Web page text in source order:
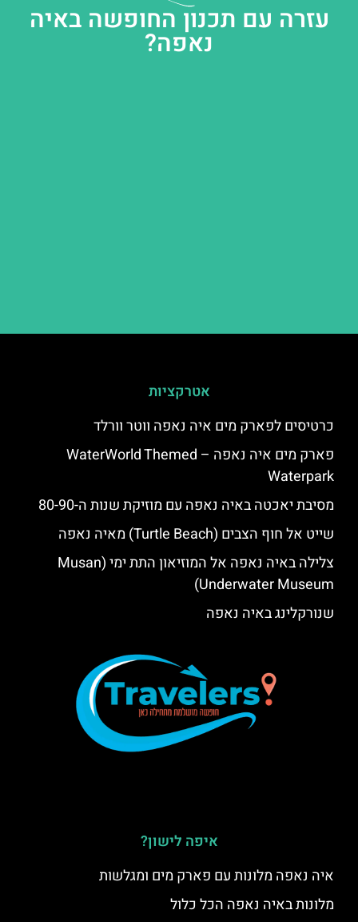
עזרה עם תכנון החופשה באיה
נאפה?
אטרקציות
כרטיסים לפארק מים איה נאפה ווטר וורלד
פארק מים איה נאפה – ‪‪WaterWorld Themed
Waterpark‬‬
מסיבת יאכטה באיה נאפה עם מוזיקת שנות ה-80-90
שייט אל חוף הצבים (Turtle Beach) מאיה נאפה
צלילה באיה נאפה אל המוזיאון התת ימי (Musan
Underwater Museum)
שנורקלינג באיה נאפה
איפה לישון?
איה נאפה מלונות עם פארק מים ומגלשות
מלונות באיה נאפה הכל כלול